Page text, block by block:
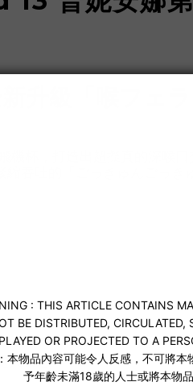
升級「喉フェ
夾吸感